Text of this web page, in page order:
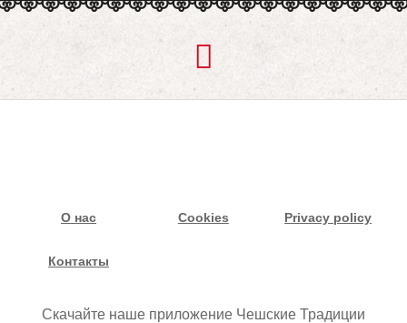
О нас Cookies Privacy policy
Контакты
Скачайте наше приложение Чешские Традиции